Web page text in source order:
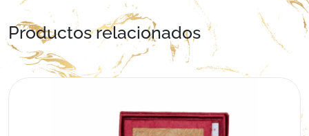
Productos relacionados